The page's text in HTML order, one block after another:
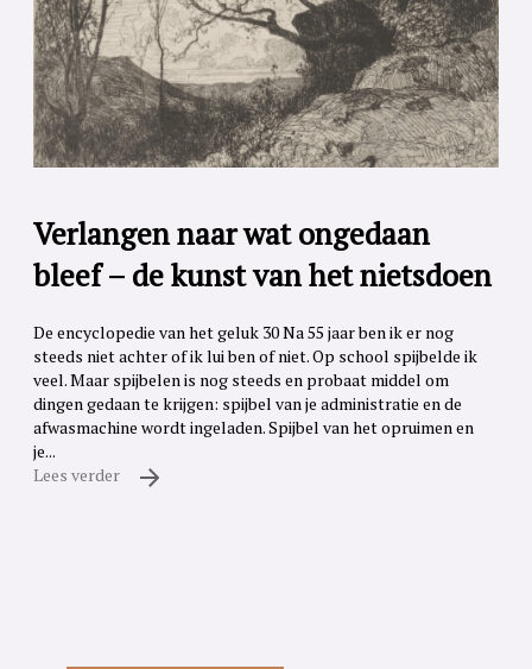
Verlangen naar wat ongedaan
bleef – de kunst van het nietsdoen
De encyclopedie van het geluk 30 Na 55 jaar ben ik er nog
steeds niet achter of ik lui ben of niet. Op school spijbelde ik
veel. Maar spijbelen is nog steeds en probaat middel om
dingen gedaan te krijgen: spijbel van je administratie en de
afwasmachine wordt ingeladen. Spijbel van het opruimen en
je...
Lees verder